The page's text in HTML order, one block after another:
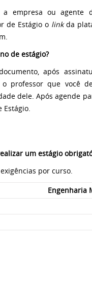
empresa ou agente
de Estágio o linkda
de estágio?
após
professor que você
dele. Após agende
Estágio.
um estágio
por curso.
Engenharia